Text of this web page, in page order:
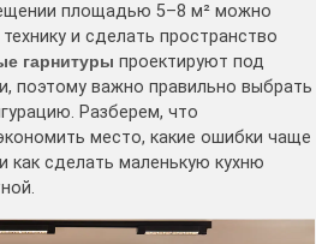
площадью 5–8 м² можно
и сделать пространство
гарнитуры проектируют под
поэтому важно правильно выбрать
Разберем, что
место, какие ошибки чаще
как сделать маленькую кухню